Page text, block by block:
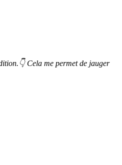
Cela me permet de jauger